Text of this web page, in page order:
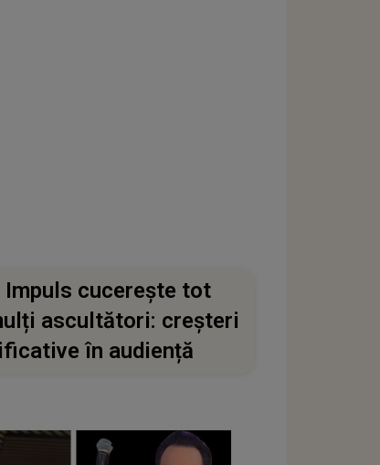
Impuls cucerește tot
ascultători: creșteri
în audiență